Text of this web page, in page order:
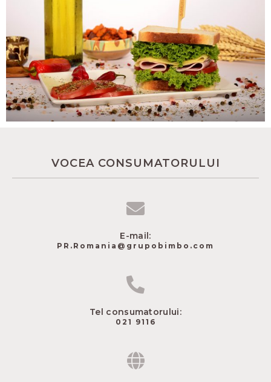
VOCEA CONSUMATORULUI
E-mail:
PR.Romania@grupobimbo.com
Tel consumatorului:
021 9116